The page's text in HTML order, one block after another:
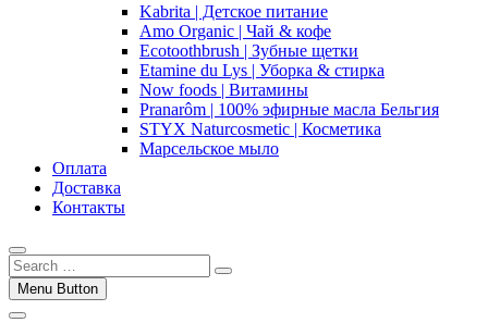
Kabrita | Детское питание
Amo Organic | Чай & кофе
Ecotoothbrush | Зубные щетки
Etamine du Lys | Уборка & стирка
Now foods | Витамины
Pranarôm | 100% эфирные масла Бельгия
STYX Naturcosmetic | Косметика
Марсельское мыло
Оплата
Доставка
Контакты
Menu Button